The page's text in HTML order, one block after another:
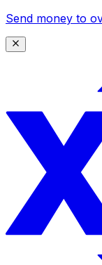
Send money to